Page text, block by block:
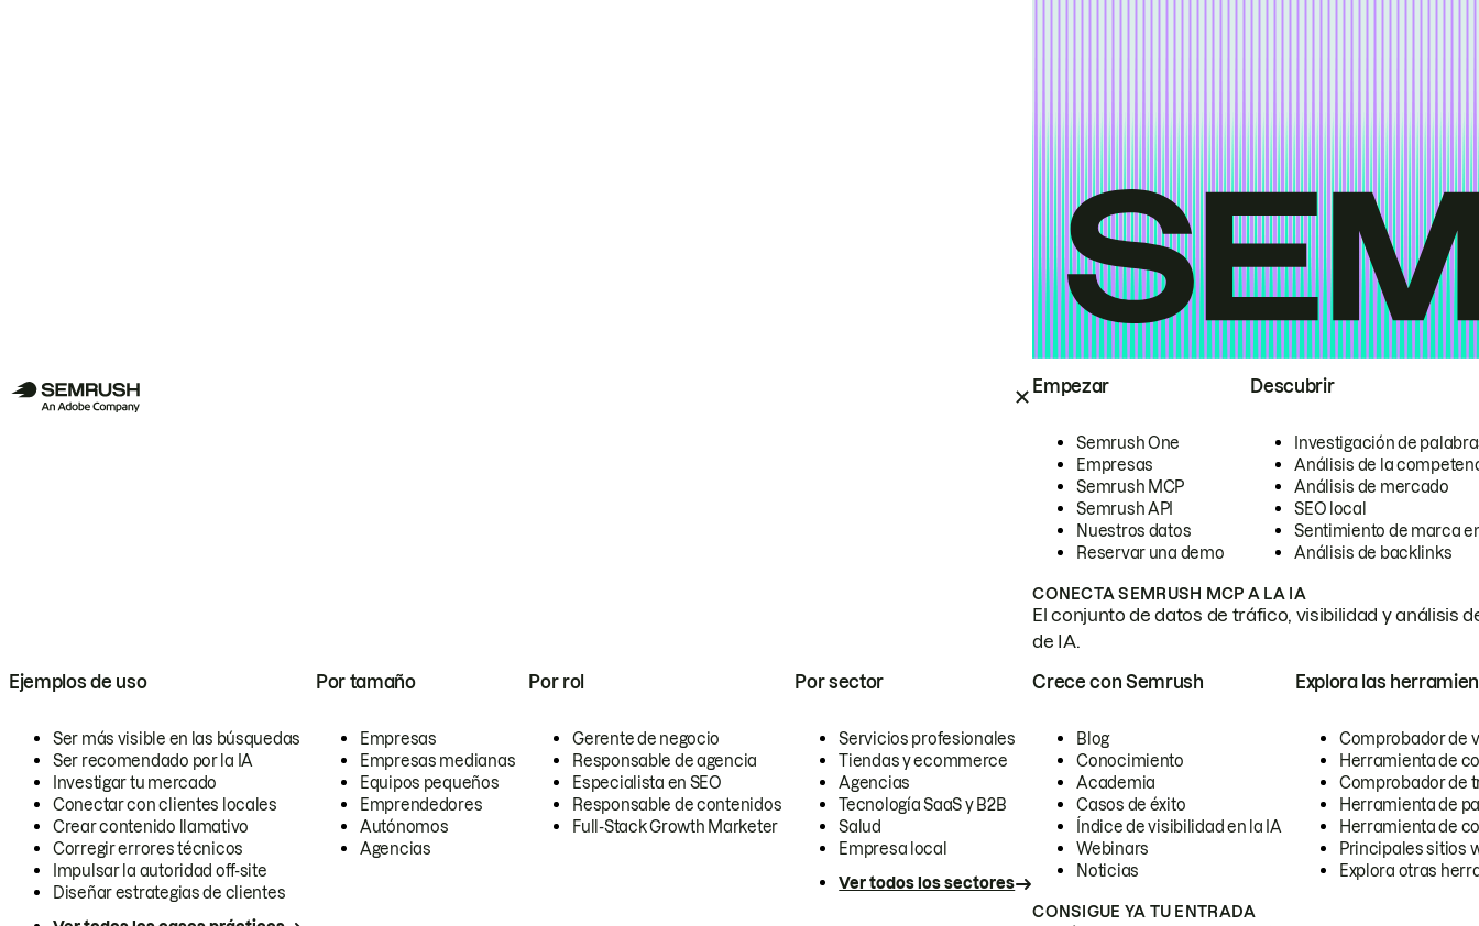
Empezar
Semrush One
Empresas
Semrush MCP
Semrush API
Nuestros datos
Reservar una demo
Descubrir
Investigación de
Análisis de la
Análisis de mercado
SEO local
Sentimiento de marca
Análisis de backlinks
CONECTA SEMRUSH MCP A LA IA
El conjunto de datos de tráfico, visibilidad y análisis
de IA.
Ejemplos de uso
Ser más visible en las búsquedas
Ser recomendado por la IA
Investigar tu mercado
Conectar con clientes locales
Crear contenido llamativo
Corregir errores técnicos
Impulsar la autoridad off-site
Diseñar estrategias de clientes
Por tamaño
Empresas
Empresas medianas
Equipos pequeños
Emprendedores
Autónomos
Agencias
Por rol
Gerente de negocio
Responsable de agencia
Especialista en SEO
Responsable de contenidos
Full-Stack Growth Marketer
Por sector
Servicios profesionales
Tiendas y ecommerce
Agencias
Tecnología SaaS y B2B
Salud
Empresa local
Ver todos los sectores
Crece con Semrush
Blog
Conocimiento
Academia
Casos de éxito
Índice de visibilidad en la IA
Webinars
Noticias
Explora las
Comprobador de
Herramienta de
Comprobador de
Herramienta de
Herramienta de
Principales sitios
Explora otras
CONSIGUE YA TU ENTRADA